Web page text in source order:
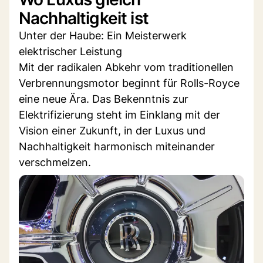
Nachhaltigkeit ist
Unter der Haube: Ein Meisterwerk
elektrischer Leistung
Mit der radikalen Abkehr vom traditionellen
Verbrennungsmotor beginnt für Rolls-Royce
eine neue Ära. Das Bekenntnis zur
Elektrifizierung steht im Einklang mit der
Vision einer Zukunft, in der Luxus und
Nachhaltigkeit harmonisch miteinander
verschmelzen.